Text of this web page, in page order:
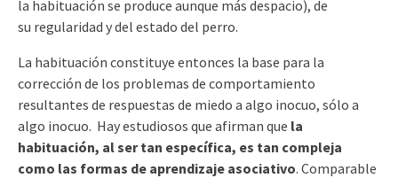
la habituación se produce aunque más despacio), de
su regularidad y del estado del perro.
La habituación constituye entonces la base para la
corrección de los problemas de comportamiento
resultantes de respuestas de miedo a algo inocuo, sólo a
algo inocuo. Hay estudiosos que afirman que la
habituación, al ser tan específica, es tan compleja
como las formas de aprendizaje asociativo. Comparable